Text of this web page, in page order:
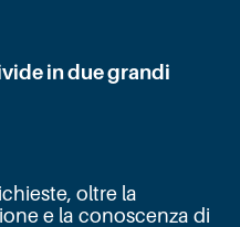
in due grandi
oltre la
e la conoscenza di